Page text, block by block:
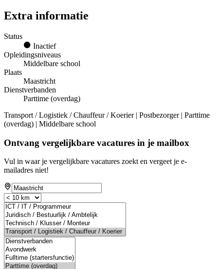
Extra informatie
Status
Inactief
Opleidingsniveaus
Middelbare school
Plaats
Maastricht
Dienstverbanden
Parttime (overdag)
Transport / Logistiek / Chauffeur / Koerier | Postbezorger | Parttime
(overdag) | Middelbare school
Ontvang vergelijkbare vacatures in je mailbox
Vul in waar je vergelijkbare vacatures zoekt en vergeet je e-
mailadres niet!